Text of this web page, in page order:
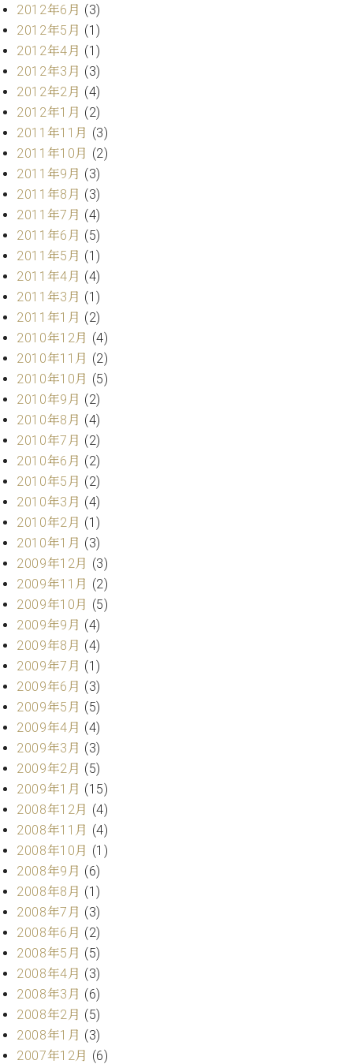
マ
ー
ー
ビ
ス
(
調
律
ア
タ
ー
サ
ー
ビ
ス
律)
調
律
師
紹
調
律
料
金
表
お
い
合
わ
せ
尾山調律師のブ
ログ Die
Musikgasse（音
楽の小道）
2012年6月 (3)
2012年5月 (1)
2012年4月 (1)
2012年3月 (3)
2012年2月 (4)
2012年1月 (2)
2011年11月 (3)
2011年10月 (2)
2011年9月 (3)
2011年8月 (3)
2011年7月 (4)
2011年6月 (5)
2011年5月 (1)
2011年4月 (4)
2011年3月 (1)
2011年1月 (2)
2010年12月 (4)
2010年11月 (2)
2010年10月 (5)
2010年9月 (2)
2010年8月 (4)
2010年7月 (2)
2010年6月 (2)
2010年5月 (2)
2010年3月 (4)
2010年2月 (1)
2010年1月 (3)
2009年12月 (3)
2009年11月 (2)
2009年10月 (5)
2009年9月 (4)
2009年8月 (4)
2009年7月 (1)
2009年6月 (3)
2009年5月 (5)
2009年4月 (4)
2009年3月 (3)
2009年2月 (5)
2009年1月 (15)
2008年12月 (4)
2008年11月 (4)
2008年10月 (1)
2008年9月 (6)
2008年8月 (1)
2008年7月 (3)
2008年6月 (2)
2008年5月 (5)
2008年4月 (3)
2008年3月 (6)
2008年2月 (5)
2008年1月 (3)
2007年12月 (6)